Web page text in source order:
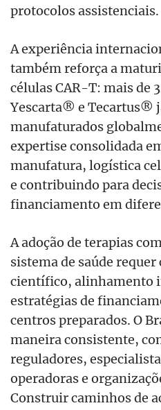
protocolos assistenciais.
A experiência
também reforça a
células CAR-T: mais de
Yescarta® e Tecartus®
manufaturados
expertise consolidada
manufatura, logística
e contribuindo para
financiamento em
A adoção de terapias
sistema de saúde
científico, alinhamento
estratégias de
centros preparados. O
maneira consistente,
reguladores,
operadoras e
Construir caminhos de